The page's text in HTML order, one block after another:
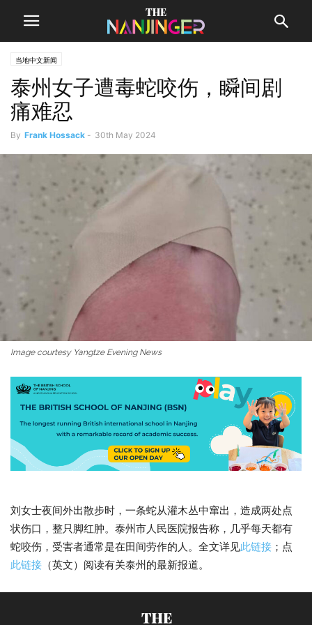
当地中文新闻
泰州女子遭毒蛇咬伤，瞬间剧
痛难忍
By Frank Hossack - 30th May 2024
Image courtesy Yangtze Evening News
刘女士夜间外出散步时，一条蛇从灌木丛中窜出，造成两处点
状伤口，整只脚红肿。泰州市人民医院报告称，几乎每天都有
蛇咬伤，受害者通常是在田间劳作的人。全文详见此链接 ；点
此链接 （英文）阅读有关泰州的最新报道。